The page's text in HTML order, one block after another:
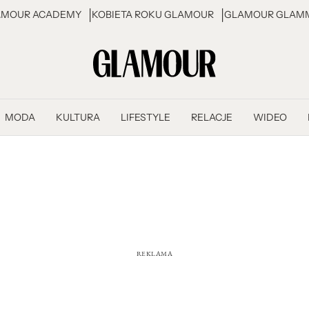
ACADEMY KOBIETA ROKU GLAMOUR GLAMOUR
MODA KULTURA LIFESTYLE RELACJE WIDEO